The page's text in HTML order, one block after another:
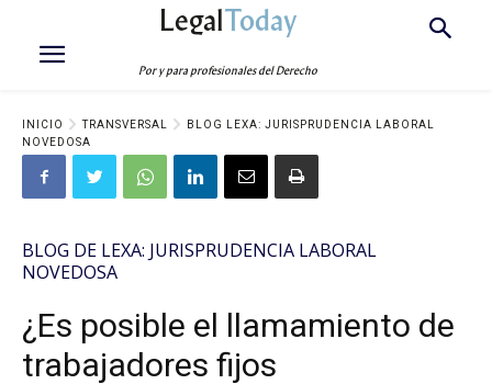
LegalToday
Por y para profesionales del Derecho
INICIO TRANSVERSAL
BLOG LEXA: JURISPRUDENCIA LABORAL
NOVEDOSA
BLOG DE LEXA: JURISPRUDENCIA LABORAL
NOVEDOSA
¿Es posible el llamamiento de
trabajadores fijos